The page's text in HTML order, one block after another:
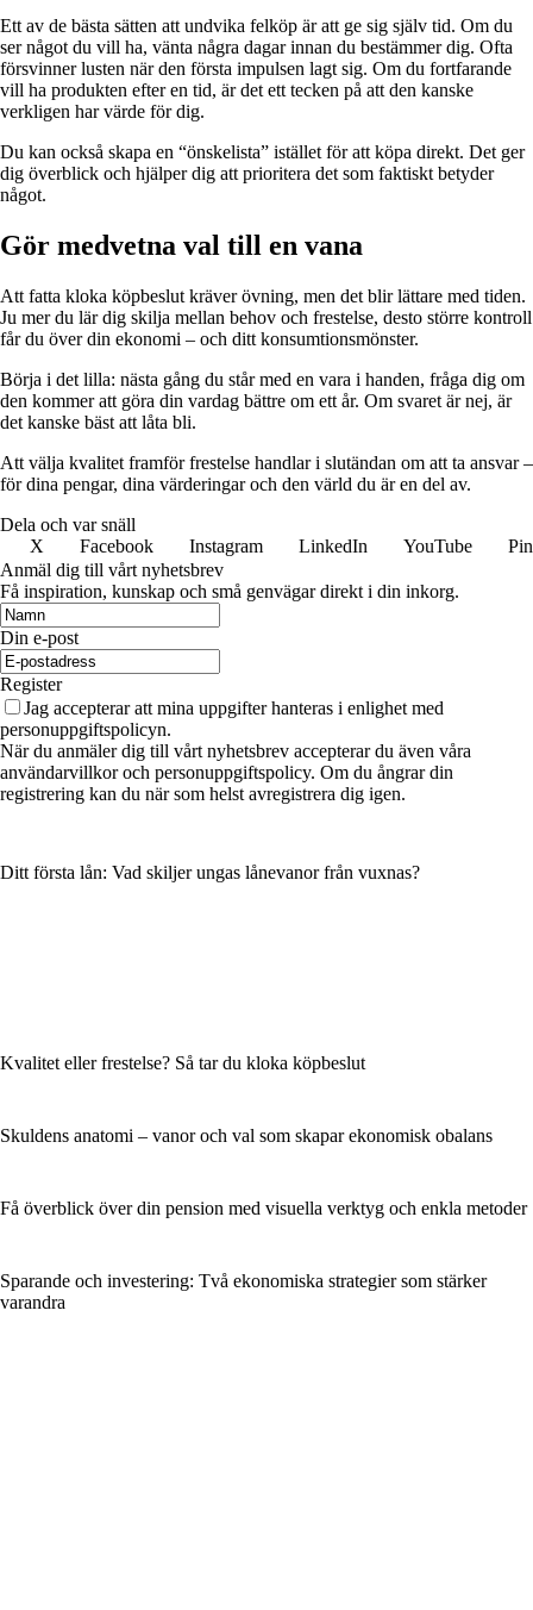
Ett av de bästa sätten att undvika felköp är att ge sig själv tid. Om du
ser något du vill ha, vänta några dagar innan du bestämmer dig. Ofta
försvinner lusten när den första impulsen lagt sig. Om du fortfarande
vill ha produkten efter en tid, är det ett tecken på att den kanske
verkligen har värde för dig.
Du kan också skapa en “önskelista” istället för att köpa direkt. Det ger
dig överblick och hjälper dig att prioritera det som faktiskt betyder
något.
Gör medvetna val till en vana
Att fatta kloka köpbeslut kräver övning, men det blir lättare med tiden.
Ju mer du lär dig skilja mellan behov och frestelse, desto större kontroll
får du över din ekonomi – och ditt konsumtionsmönster.
Börja i det lilla: nästa gång du står med en vara i handen, fråga dig om
den kommer att göra din vardag bättre om ett år. Om svaret är nej, är
det kanske bäst att låta bli.
Att välja kvalitet framför frestelse handlar i slutändan om att ta ansvar –
för dina pengar, dina värderingar och den värld du är en del av.
Dela och var snäll
X
Facebook Instagram LinkedIn YouTube
Anmäl dig till vårt nyhetsbrev
Få inspiration, kunskap och små genvägar direkt i din inkorg.
Din e-post
Register
Jag accepterar att mina uppgifter hanteras i enlighet med
personuppgiftspolicyn.
När du anmäler dig till vårt nyhetsbrev accepterar du även våra
användarvillkor och personuppgiftspolicy. Om du ångrar din
registrering kan du när som helst avregistrera dig igen.
Ditt första lån: Vad skiljer ungas lånevanor från vuxnas?
Kvalitet eller frestelse? Så tar du kloka köpbeslut
Skuldens anatomi – vanor och val som skapar ekonomisk obalans
Få överblick över din pension med visuella verktyg och enkla metoder
Sparande och investering: Två ekonomiska strategier som stärker
varandra